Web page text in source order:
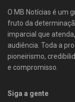
O MB Notícias é um
fruto da
imparcial que
audiência. Toda a
pioneirismo,
e compromisso.
Siga a gente